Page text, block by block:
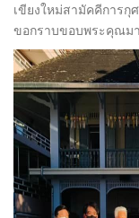
เขียงใหม่สามัคคีการกุ
ขอกราบขอบพระคุณม